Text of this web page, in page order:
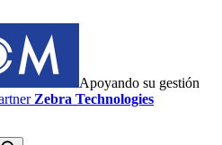
Apoyando su gestión
Zebra Technologies